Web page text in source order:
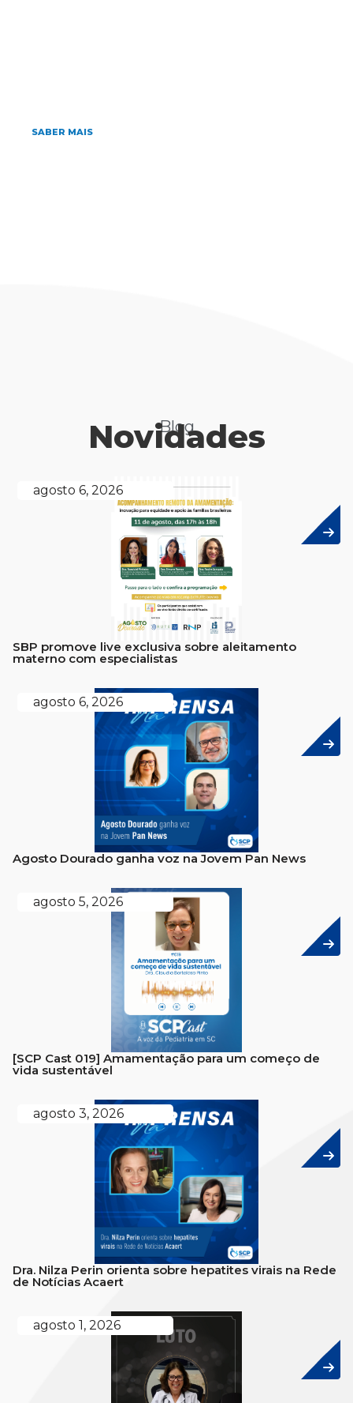
SABER MAIS
Blog
Novidades
agosto 6, 2026
SBP promove live exclusiva sobre aleitamento
materno com especialistas
agosto 6, 2026
Agosto Dourado ganha voz na Jovem Pan News
agosto 5, 2026
[SCP Cast 019] Amamentação para um começo de
vida sustentável
agosto 3, 2026
Dra. Nilza Perin orienta sobre hepatites virais na Rede
de Notícias Acaert
agosto 1, 2026